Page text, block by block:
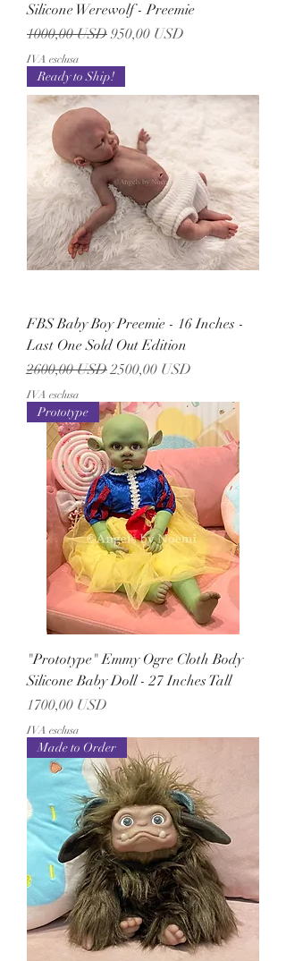
Silicone Werewolf - Preemie
Prezzo regolare
1000,00 USD Prezzo scontato
950,00 USD
IVA esclusa
Ready to Ship!
FBS Baby Boy Preemie - 16 Inches -
Last One Sold Out Edition
Prezzo regolare
2600,00 USDPrezzo scontato
2500,00 USD
IVA esclusa
Prototype
"Prototype" Emmy Ogre Cloth Body
Silicone Baby Doll - 27 Inches Tall
Prezzo
1700,00 USD
IVA esclusa
Made to Order